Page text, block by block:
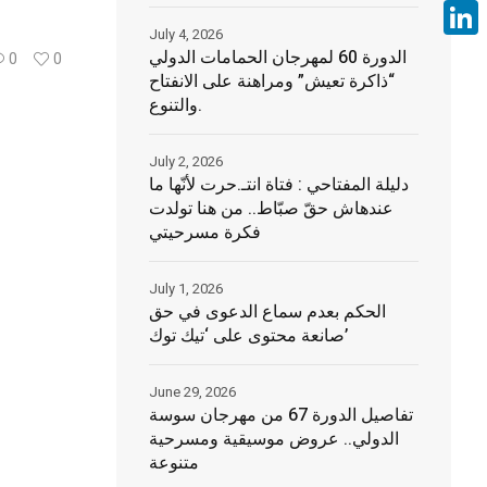
0 0
الدورة 60 لمهرجان الحمامات الدولي
“ذاكرة تعيش” ومراهنة على الانفتاح
والتنوع.
July 4, 2026
دليلة المفتاحي : فتاة انتـ.حرت لأنّها ما
عندهاش حقّ صبّاط.. من هنا تولدت
فكرة مسرحيتي
July 2, 2026
الحكم بعدم سماع الدعوى في حق
صانعة محتوى على ‘تيك توك’
July 1, 2026
تفاصيل الدورة 67 من مهرجان سوسة
الدولي.. عروض موسيقية ومسرحية
متنوعة
June 29, 2026